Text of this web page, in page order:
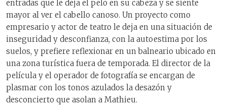
entradas que le deja el pelo en su cabeza y se siente
mayor al ver el cabello canoso. Un proyecto como
empresario y actor de teatro le deja en una situación de
inseguridad y desconfianza, con la autoestima por los
suelos, y prefiere reflexionar en un balneario ubicado en
una zona turística fuera de temporada. El director de la
película y el operador de fotografía se encargan de
plasmar con los tonos azulados la desazón y
desconcierto que asolan a Mathieu.